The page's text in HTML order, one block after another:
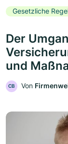
Gesetzliche
Der
und
CB Von